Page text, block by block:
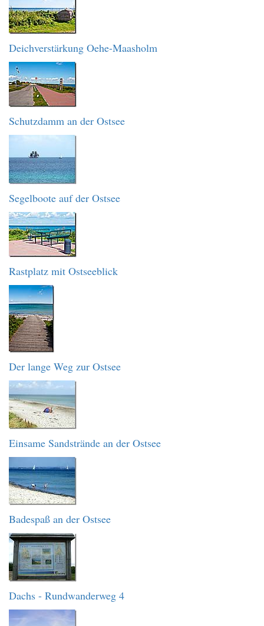
Deichverstärkung Oehe-Maasholm
Schutzdamm an der Ostsee
Segelboote auf der Ostsee
Rastplatz mit Ostseeblick
Der lange Weg zur Ostsee
Einsame Sandstrände an der Ostsee
Badespaß an der Ostsee
Dachs - Rundwanderweg 4